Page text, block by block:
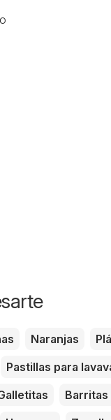
Naranjas
Pastillas para